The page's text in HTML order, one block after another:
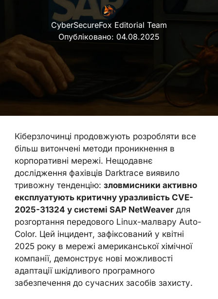
CyberSecureFox Editorial Team
Опубліковано: 04.08.2025
Кіберзлочинці продовжують розробляти все
більш витончені методи проникнення в
корпоративні мережі. Нещодавнє
дослідження фахівців Darktrace виявило
тривожну тенденцію: зловмисники активно
експлуатують критичну уразливість CVE-
2025-31324 у системі SAP NetWeaver для
розгортання передового Linux-малвару Auto-
Color. Цей інцидент, зафіксований у квітні
2025 року в мережі американської хімічної
компанії, демонструє нові можливості
адаптації шкідливого програмного
забезпечення до сучасних засобів захисту.